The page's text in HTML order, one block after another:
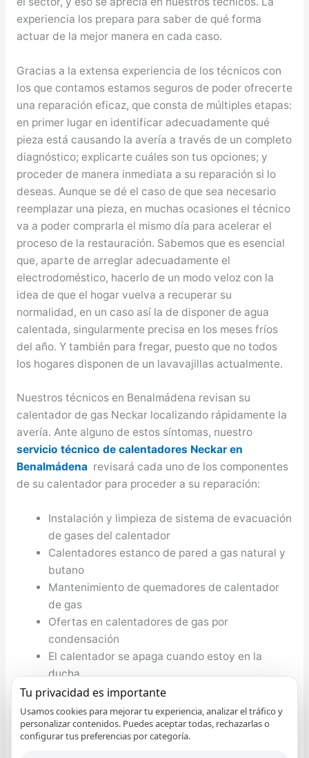
experiencia los prepara para saber de qué forma
actuar de la mejor manera en cada caso.
Gracias a la extensa experiencia de los técnicos con
los que contamos estamos seguros de poder ofrecerte
una reparación eficaz, que consta de múltiples etapas:
en primer lugar en identificar adecuadamente qué
pieza está causando la avería a través de un completo
diagnóstico; explicarte cuáles son tus opciones; y
proceder de manera inmediata a su reparación si lo
deseas. Aunque se dé el caso de que sea necesario
reemplazar una pieza, en muchas ocasiones el técnico
va a poder comprarla el mismo día para acelerar el
proceso de la restauración. Sabemos que es esencial
que, aparte de arreglar adecuadamente el
electrodoméstico, hacerlo de un modo veloz con la
idea de que el hogar vuelva a recuperar su
normalidad, en un caso así la de disponer de agua
calentada, singularmente precisa en los meses fríos
del año. Y también para fregar, puesto que no todos
los hogares disponen de un lavavajillas actualmente.
Nuestros técnicos en Benalmádena revisan su
calentador de gas Neckar localizando rápidamente la
avería. Ante alguno de estos síntomas, nuestro
servicio técnico de calentadores Neckar en
Benalmádena revisará cada uno de los componentes
de su calentador para proceder a su reparación:
Instalación y limpieza de sistema de evacuación
de gases del calentador
Calentadores estanco de pared a gas natural y
butano
Mantenimiento de quemadores de calentador
de gas
Ofertas en calentadores de gas por
condensación
El calentador se apaga cuando estoy en la
ducha
Avería en bomba de combustión del calentado
Instalación de calentadores con display digital
programables
Revisión obligatoria autorizada de calentadores
Tu privacidad es importante
Usamos cookies para mejorar tu experiencia, analizar el tráfico y
personalizar contenidos. Puedes aceptar todas, rechazarlas o
configurar tus preferencias por categoría.